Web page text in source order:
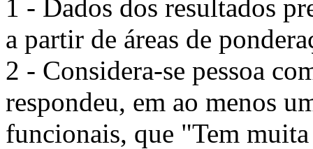
1 - Dados dos resultados
a partir de áreas de
2 - Considera-se pessoa
respondeu, em ao menos
funcionais, que "Tem